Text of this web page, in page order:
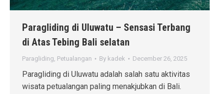
Paragliding di Uluwatu – Sensasi Terbang
di Atas Tebing Bali selatan
Paragliding, Petualangan By kadek December 26, 2025
Paragliding di Uluwatu adalah salah satu aktivitas
wisata petualangan paling menakjubkan di Bali.